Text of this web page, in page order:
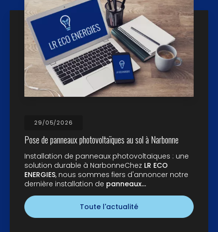
29/05/2026
Pose de panneaux photovoltaïques au sol à Narbonne
Installation de panneaux photovoltaïques : une
solution durable à NarbonneChez LR ECO
ENERGIES, nous sommes fiers d'annoncer notre
dernière installation de panneaux…
Toute l'actualité